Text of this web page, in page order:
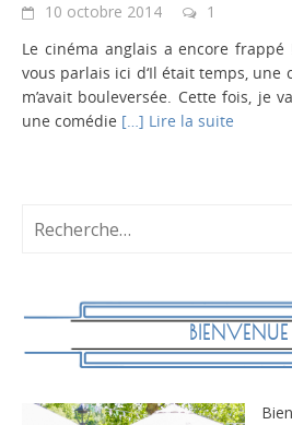
10 octobre 2014
1
Le cinéma anglais a encore
vous parlais ici d‘Il était temps,
m’avait bouleversée. Cette fois, je
une comédie […] Lire la suite
Rechercher :